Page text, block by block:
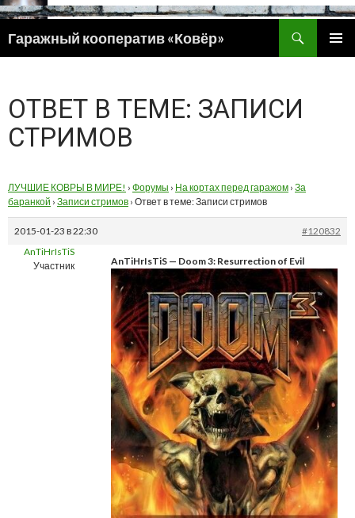
Гаражный кооператив «Ковёр»
ПЕРЕЙТИ
ОТВЕТ В ТЕМЕ: ЗАПИСИ
СТРИМОВ
ЛУЧШИЕ КОВРЫ В МИРЕ! › Форумы › На кортах перед гаражом › За
баранкой › Записи стримов › Ответ в теме: Записи стримов
2015-01-23 в 22:30
#120832
AnTiHrIsTiS
Участник
AnTiHrIsTiS — Doom 3: Resurrection of Evil